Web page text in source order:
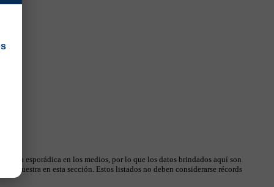
esporádica en los medios, por lo que los datos brindados aquí son
muestra en esta sección. Estos listados no deben considerarse récords